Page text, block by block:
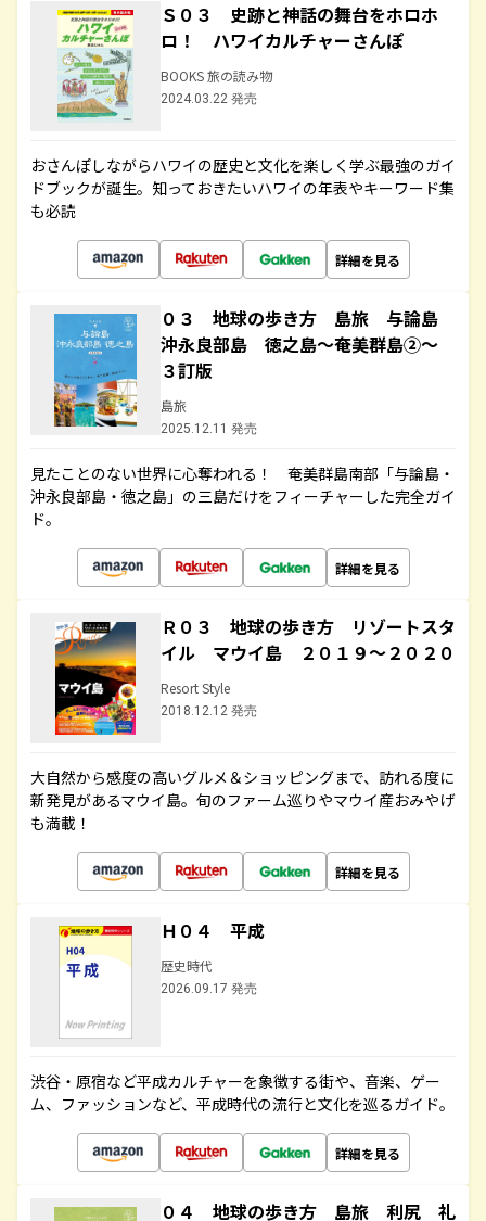
Ｓ０３ 史跡と神話の舞台をホロホ
ロ！ ハワイカルチャーさんぽ
BOOKS 旅の読み物
2024.03.22 発売
おさんぽしながらハワイの歴史と文化を楽しく学ぶ最強のガイ
ドブックが誕生。知っておきたいハワイの年表やキーワード集
も必読
詳細を見る
０３ 地球の歩き方 島旅 与論島
沖永良部島 徳之島～奄美群島②～
３訂版
島旅
2025.12.11 発売
見たことのない世界に心奪われる！ 奄美群島南部「与論島・
沖永良部島・徳之島」の三島だけをフィーチャーした完全ガイ
ド。
詳細を見る
Ｒ０３ 地球の歩き方 リゾートスタ
イル マウイ島 ２０１９～２０２０
Resort Style
2018.12.12 発売
大自然から感度の高いグルメ＆ショッピングまで、訪れる度に
新発見があるマウイ島。旬のファーム巡りやマウイ産おみやげ
も満載！
詳細を見る
Ｈ０４ 平成
歴史時代
2026.09.17 発売
渋谷・原宿など平成カルチャーを象徴する街や、音楽、ゲー
ム、ファッションなど、平成時代の流行と文化を巡るガイド。
詳細を見る
０４ 地球の歩き方 島旅 利尻 礼